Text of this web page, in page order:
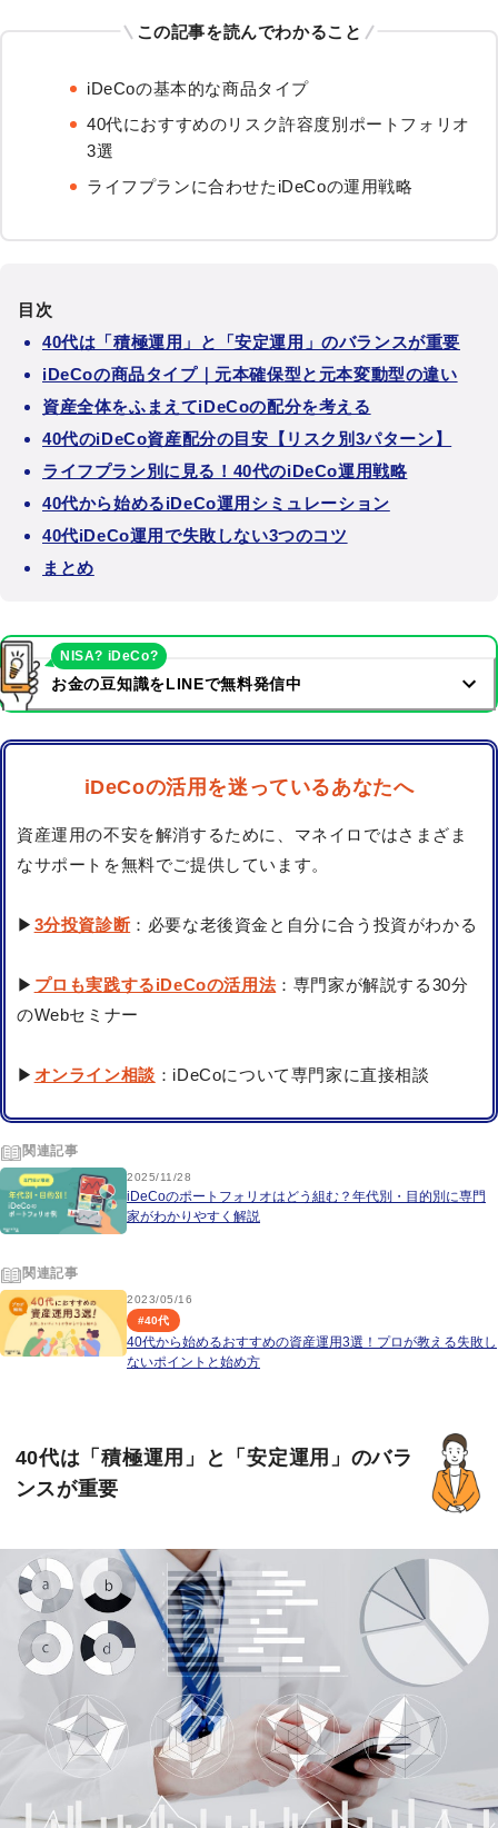
この記事を読んでわかること
iDeCoの基本的な商品タイプ
40代におすすめのリスク許容度別ポートフォリオ
3選
ライフプランに合わせたiDeCoの運用戦略
目次
40代は「積極運用」と「安定運用」のバランスが重要
iDeCoの商品タイプ｜元本確保型と元本変動型の違い
資産全体をふまえてiDeCoの配分を考える
40代のiDeCo資産配分の目安【リスク別3パターン】
ライフプラン別に見る！40代のiDeCo運用戦略
40代から始めるiDeCo運用シミュレーション
40代iDeCo運用で失敗しない3つのコツ
まとめ
お金の豆知識をLINEで無料発信中
NISA? iDeCo?
iDeCoの活用を迷っているあなたへ
資産運用の不安を解消するために、マネイロではさまざま
なサポートを無料でご提供しています。
▶ 3分投資診断：必要な老後資金と自分に合う投資がわかる
▶ プロも実践するiDeCoの活用法：専門家が解説する30分
のWebセミナー
▶ オンライン相談 ：iDeCoについて専門家に直接相談
関連記事
2025/11/28
iDeCoのポートフォリオはどう組む？年代別・目的別に専門
家がわかりやすく解説
関連記事
2023/05/16
#40代
40代から始めるおすすめの資産運用3選！プロが教える失敗し
ないポイントと始め方
40代は「積極運用」と「安定運用」のバラ
ンスが重要